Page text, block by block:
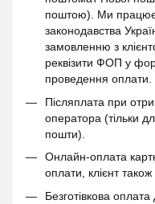
поштою). Ми
законодавства
замовленню з
реквізити ФОП у
проведення оплати.
Післяплата при
оператора (тільки
пошти).
Онлайн-оплата
оплати, клієнт
Безготівкова